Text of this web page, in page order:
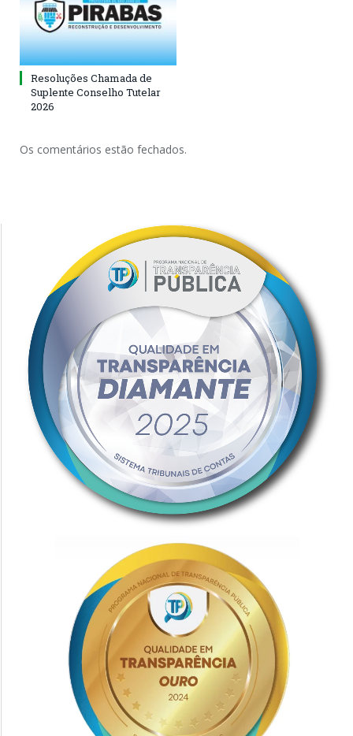
Resoluções Chamada de
Suplente Conselho Tutelar
2026
Os comentários estão fechados.